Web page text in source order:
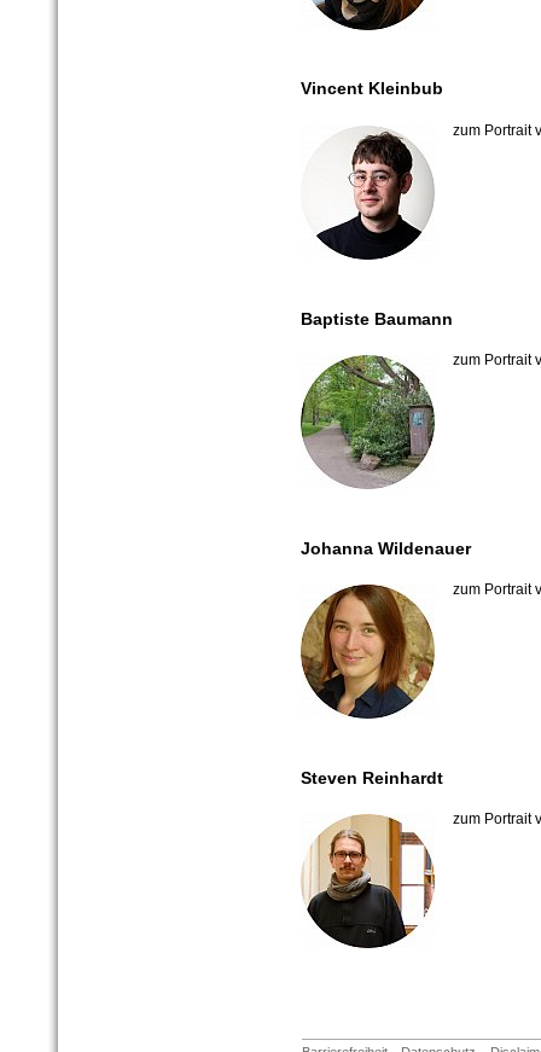
Vincent Kleinbub
zum Portrait
Baptiste Baumann
zum Portrait
Johanna Wildenauer
zum Portrait
Steven Reinhardt
zum Portrait